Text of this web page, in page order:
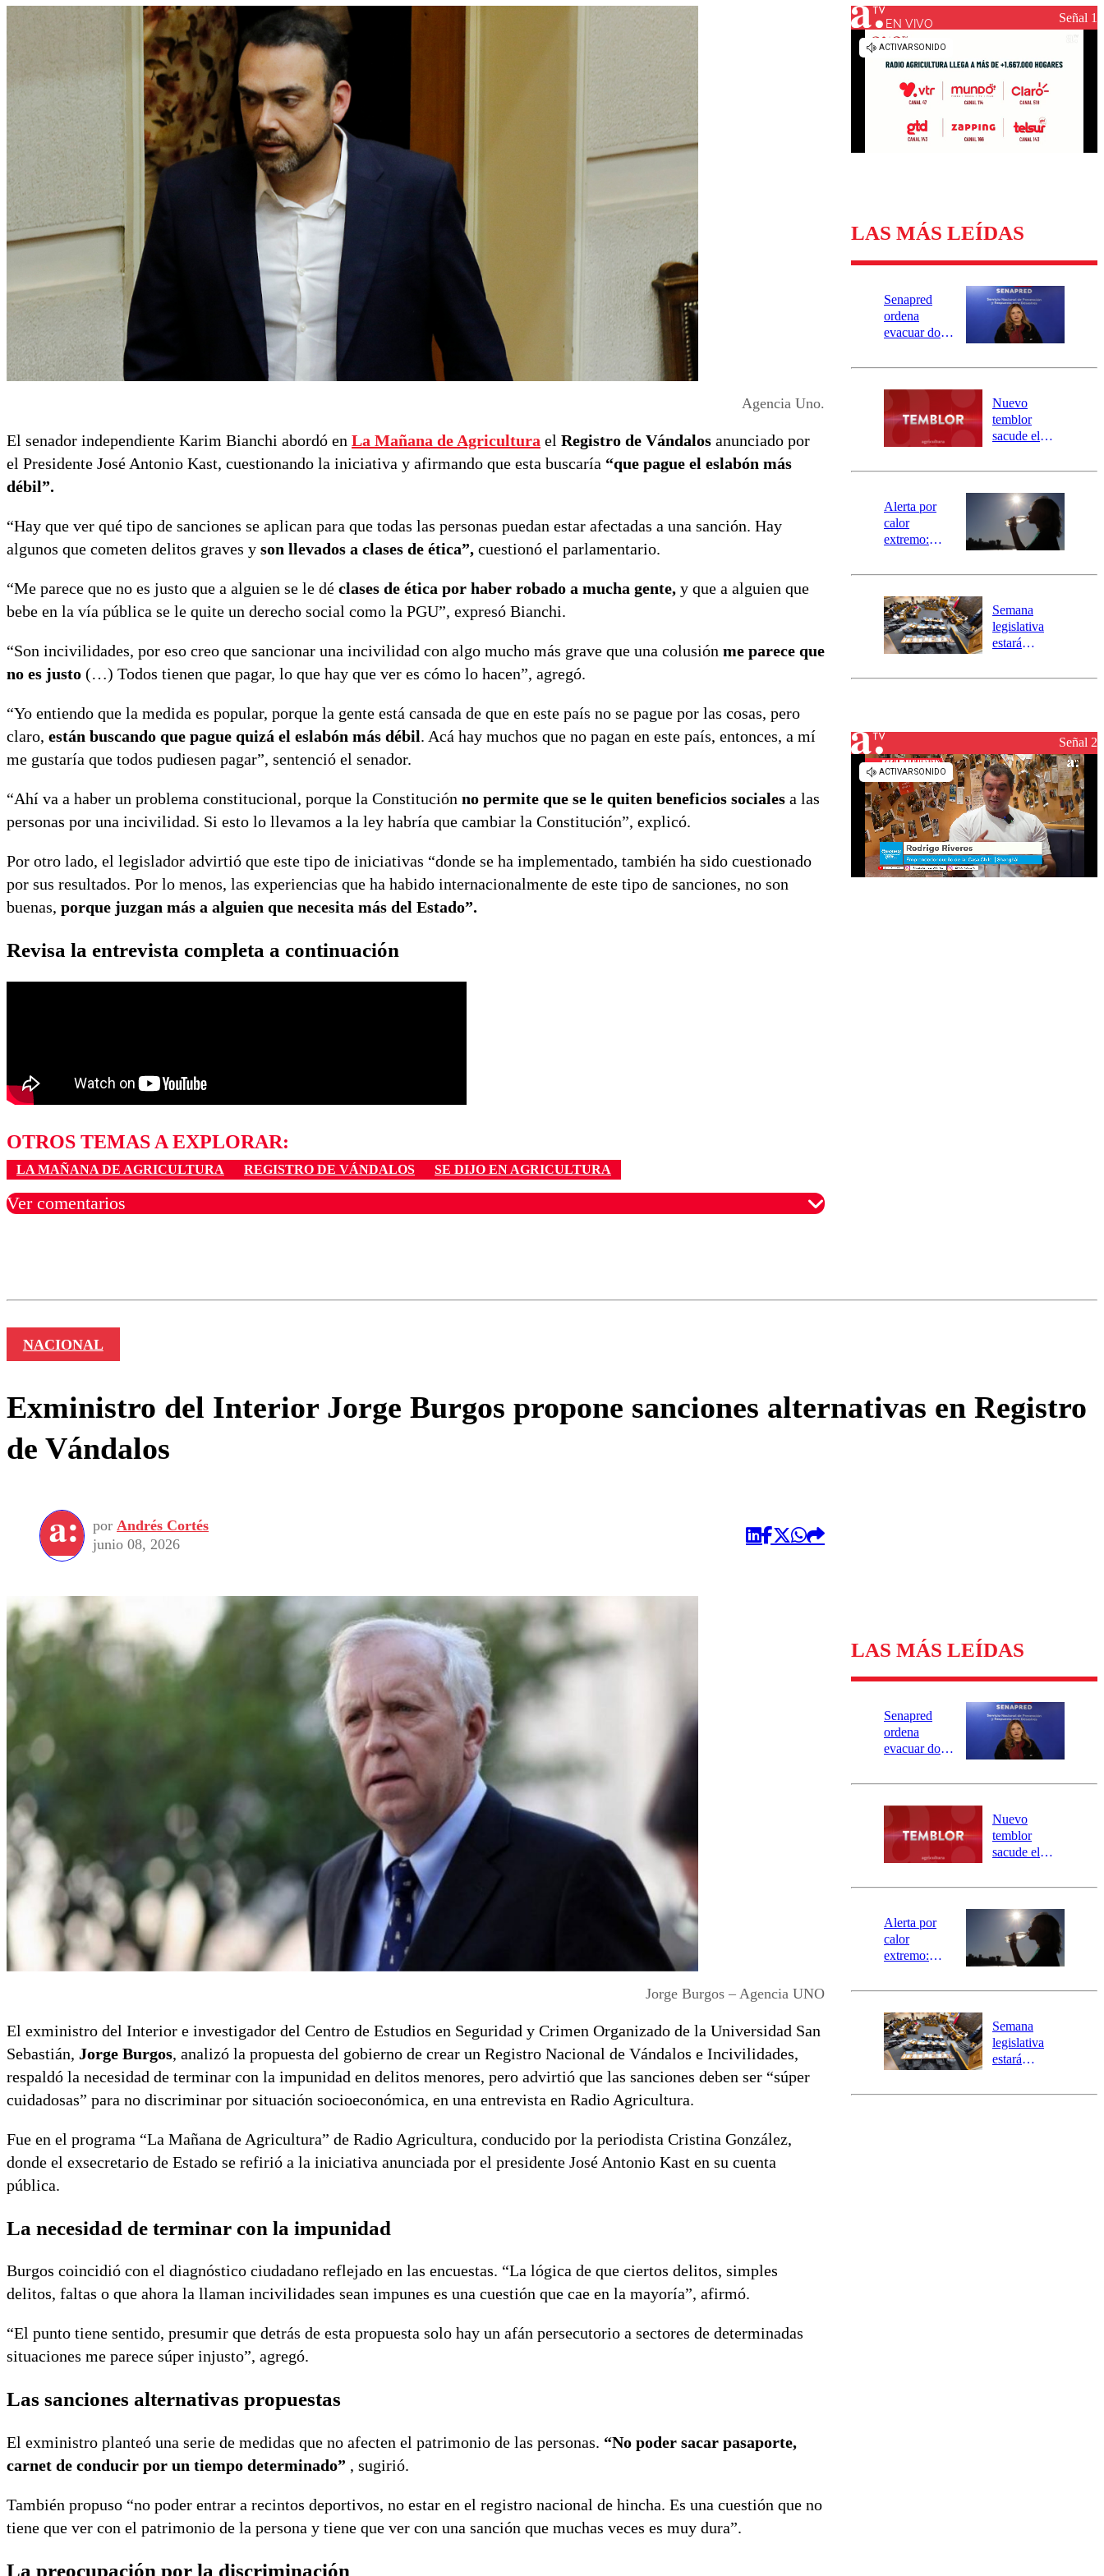
Universidad de Chile
Sustentabilidad
Agencia Uno.
El senador independiente Karim Bianchi abordó en La Mañana de Agricultura el Registro de Vándalos anunciado por
el Presidente José Antonio Kast, cuestionando la iniciativa y afirmando que esta buscaría “que pague el eslabón más
débil”.
“Hay que ver qué tipo de sanciones se aplican para que todas las personas puedan estar afectadas a una sanción. Hay
algunos que cometen delitos graves y son llevados a clases de ética”, cuestionó el parlamentario.
“Me parece que no es justo que a alguien se le dé clases de ética por haber robado a mucha gente, y que a alguien que
bebe en la vía pública se le quite un derecho social como la PGU”, expresó Bianchi.
“Son incivilidades, por eso creo que sancionar una incivilidad con algo mucho más grave que una colusión me parece que
no es justo (…) Todos tienen que pagar, lo que hay que ver es cómo lo hacen”, agregó.
“Yo entiendo que la medida es popular, porque la gente está cansada de que en este país no se pague por las cosas, pero
claro, están buscando que pague quizá el eslabón más débil. Acá hay muchos que no pagan en este país, entonces, a mí
me gustaría que todos pudiesen pagar”, sentenció el senador.
“Ahí va a haber un problema constitucional, porque la Constitución no permite que se le quiten beneficios sociales a las
personas por una incivilidad. Si esto lo llevamos a la ley habría que cambiar la Constitución”, explicó.
Por otro lado, el legislador advirtió que este tipo de iniciativas “donde se ha implementado, también ha sido cuestionado
por sus resultados. Por lo menos, las experiencias que ha habido internacionalmente de este tipo de sanciones, no son
buenas, porque juzgan más a alguien que necesita más del Estado”.
Revisa la entrevista completa a continuación
OTROS TEMAS A EXPLORAR:
LA MAÑANA DE AGRICULTURA REGISTRO DE VÁNDALOS SE DIJO EN AGRICULTURA
Ver comentarios
EN VIVO Señal 1
LAS MÁS LEÍDAS
Senapred
ordena
evacuar dos
Carahue por
río Damas:
activa
mensajería
SAE
Nuevo
temblor
sacude el
revisa la
epicentro
Alerta por
calor
extremo:
activa Alerta
Preventiva en
tres comunas
Semana
legislativa
estará
el fin de la
reconstrucciónSeñal 2
NACIONAL
Exministro del Interior Jorge Burgos propone sanciones alternativas en Registro
de Vándalos
por Andrés Cortés
junio 08, 2026
Jorge Burgos – Agencia UNO
El exministro del Interior e investigador del Centro de Estudios en Seguridad y Crimen Organizado de la Universidad San
Sebastián, Jorge Burgos, analizó la propuesta del gobierno de crear un Registro Nacional de Vándalos e Incivilidades,
respaldó la necesidad de terminar con la impunidad en delitos menores, pero advirtió que las sanciones deben ser “súper
cuidadosas” para no discriminar por situación socioeconómica, en una entrevista en Radio Agricultura.
Fue en el programa “La Mañana de Agricultura” de Radio Agricultura, conducido por la periodista Cristina González,
donde el exsecretario de Estado se refirió a la iniciativa anunciada por el presidente José Antonio Kast en su cuenta
pública.
La necesidad de terminar con la impunidad
Burgos coincidió con el diagnóstico ciudadano reflejado en las encuestas. “La lógica de que ciertos delitos, simples
delitos, faltas o que ahora la llaman incivilidades sean impunes es una cuestión que cae en la mayoría”, afirmó.
“El punto tiene sentido, presumir que detrás de esta propuesta solo hay un afán persecutorio a sectores de determinadas
situaciones me parece súper injusto”, agregó.
Las sanciones alternativas propuestas
El exministro planteó una serie de medidas que no afecten el patrimonio de las personas. “No poder sacar pasaporte,
carnet de conducir por un tiempo determinado” , sugirió.
También propuso “no poder entrar a recintos deportivos, no estar en el registro nacional de hincha. Es una cuestión que no
tiene que ver con el patrimonio de la persona y tiene que ver con una sanción que muchas veces es muy dura”.
La preocupación por la discriminación
LAS MÁS LEÍDAS
Senapred
ordena
evacuar dos
Carahue por
río Damas:
activa
mensajería
SAE
Nuevo
temblor
sacude el
revisa la
epicentro
Alerta por
calor
extremo:
activa Alerta
Preventiva en
tres comunas
Semana
legislativa
estará
el fin de la